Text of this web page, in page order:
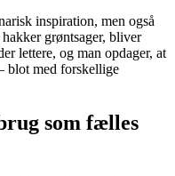
inspiration, men også
grøntsager, bliver
lettere, og man opdager, at
blot med forskellige
som fælles